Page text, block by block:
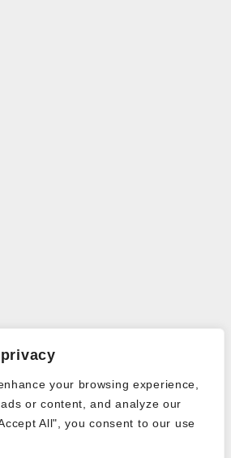
your browsing experience,
or content, and analyze our
All", you consent to our use